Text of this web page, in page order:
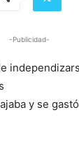
-Publicidad-
y se